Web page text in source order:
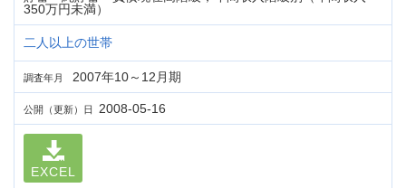
350万円未満）
二人以上の世帯
調査年月 2007年10～12月期
公開（更新）日 2008-05-16
EXCEL